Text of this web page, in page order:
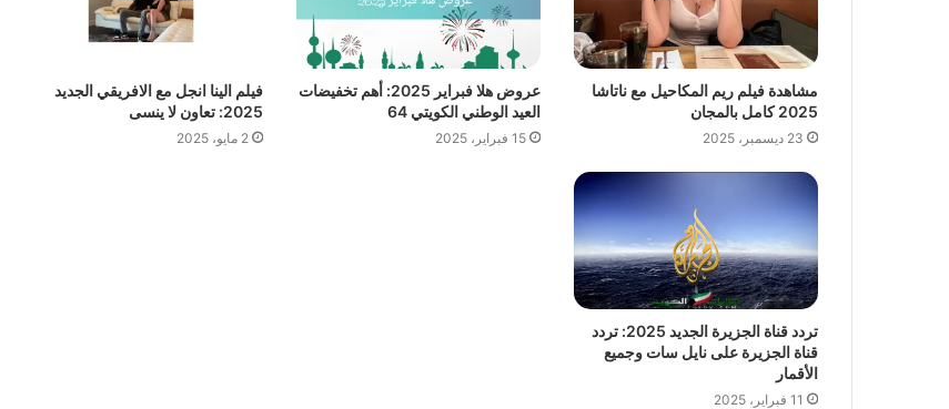
مشاهدة فيلم ريم المكاحيل مع ناتاشا
2025 كامل بالمجان
23 ديسمبر، 2025
عروض هلا فبراير 2025: أهم تخفيضات
العيد الوطني الكويتي 64
15 فبراير، 2025
فيلم الينا انجل مع الافريقي الجديد
2025: تعاون لا ينسى
2 مايو، 2025
تردد قناة الجزيرة الجديد 2025: تردد
قناة الجزيرة على نايل سات وجميع
الأقمار
11 فبراير، 2025